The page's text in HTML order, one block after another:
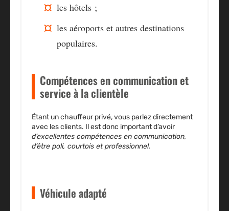
les hôtels ;
les aéroports et autres destinations
populaires.
Compétences en communication et
service à la clientèle
Étant un chauffeur privé,vous parlez directement
avec les clients. Il est donc important d’avoir
d’excellentes compétences en communication,
d’être poli, courtois et professionnel.
Véhicule adapté